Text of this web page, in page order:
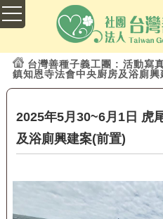
台灣善種子義工團 : 活動寫
鎮知恩寺法會中央廚房及浴廁興
2025年5月30~6月1日 虎
及浴廁興建案(前置)